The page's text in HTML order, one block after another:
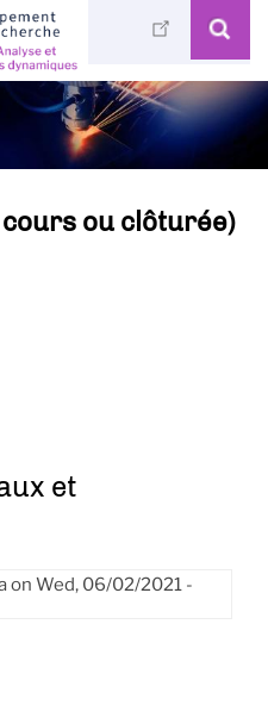
cours ou clôturée)
et
on Wed, 06/02/2021 -